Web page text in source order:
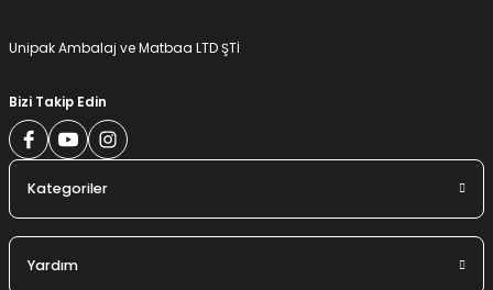
Unipak Ambalaj ve Matbaa LTD ŞTİ
Bizi Takip Edin
Kategoriler
Yardım